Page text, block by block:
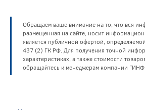
Обращаем ваше внимание на то, что вся
размещенная на сайте, носит
является публичной офертой,
437 (2) ГК РФ. Для получения точной
характеристиках, а также стоимости
обращайтесь к менеджерам компании